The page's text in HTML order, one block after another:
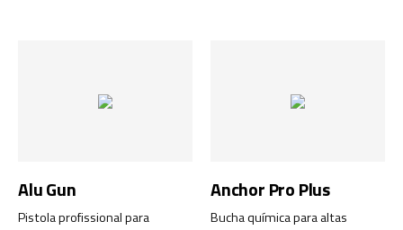
Alu Gun
Pistola profissional para
Anchor Pro Plus
Bucha química para altas